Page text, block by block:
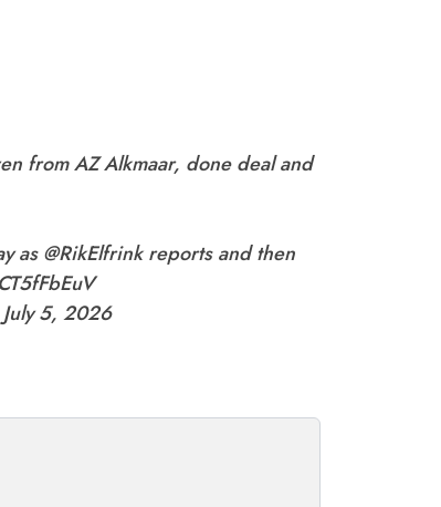
from AZ Alkmaar, done deal and
as@RikElfrinkreports and then
July 5, 2026